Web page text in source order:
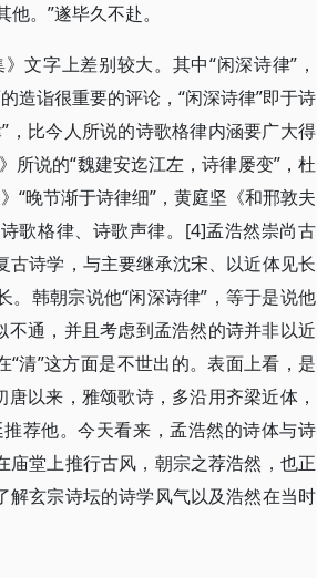
。”遂毕久不赴。
文字上差别较大。其中“闲深诗律”，
造诣很重要的评论，“闲深诗律”即于诗
，比今人所说的诗歌格律内涵要广大得
所说的“魏建安迄江左，诗律屡变”，杜
“晚节渐于诗律细”，黄庭坚《和邢敦夫
歌格律、诗歌声律。[4]孟浩然崇尚古
诗学，与主要继承沈宋、以近体见长
韩朝宗说他“闲深诗律”，等于是说他
通，并且考虑到孟浩然的诗并非以近
清”这方面是不世出的。表面上看，是
以来，雅颂歌诗，多沿用齐梁近体，
荐他。今天看来，孟浩然的诗体与诗
堂上推行古风，朝宗之荐浩然，也正
解玄宗诗坛的诗学风气以及浩然在当时